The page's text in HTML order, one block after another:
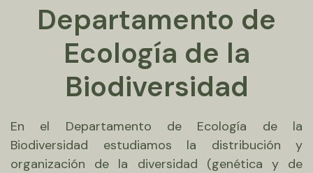
Departamento de
Ecología de la
Biodiversidad
En el Departamento de Ecología de la
Biodiversidad estudiamos la distribución y
organización de la diversidad (genética y de